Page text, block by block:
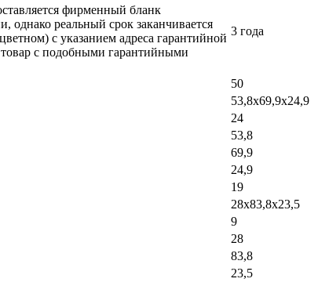
фирменный бланк
однако реальный срок заканчивается
с указанием адреса гарантийной
товар с подобными гарантийными
3 года
50
53,8x69,9x24,9
24
53,8
69,9
24,9
19
28х83,8х23,5
9
28
83,8
23,5